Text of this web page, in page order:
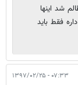
شد اینها
فقط باید
۰۷:۳۳ - ۱۳۹۷/۰۲/۲۵